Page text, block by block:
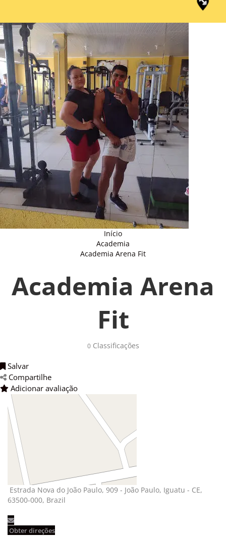
Início
Academia
Academia Arena Fit
Academia Arena
Fit
0Classificações
Salvar
Compartilhe
Adicionar avaliação
Estrada Nova do João Paulo, 909 - João Paulo, Iguatu - CE,
63500-000, Brazil
Obter direções